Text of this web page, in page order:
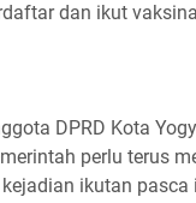
dan ikut
DPRD Kota
perlu terus
ikutan pasca